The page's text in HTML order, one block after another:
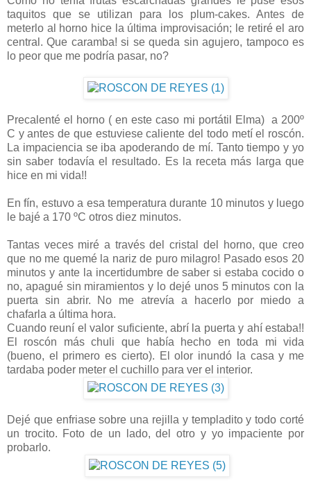
taquitos que se utilizan para los plum-cakes. Antes de
meterlo al horno hice la última improvisación; le retiré el aro
central. Que caramba! si se queda sin agujero, tampoco es
lo peor que me podría pasar, no?
Precalenté el horno ( en este caso mi portátil Elma) a 200º
C y antes de que estuviese caliente del todo metí el roscón.
La impaciencia se iba apoderando de mí. Tanto tiempo y yo
sin saber todavía el resultado. Es la receta más larga que
hice en mi vida!!
En fín, estuvo a esa temperatura durante 10 minutos y luego
le bajé a 170 ºC otros diez minutos.
Tantas veces miré a través del cristal del horno, que creo
que no me quemé la nariz de puro milagro! Pasado esos 20
minutos y ante la incertidumbre de saber si estaba cocido o
no, apagué sin miramientos y lo dejé unos 5 minutos con la
puerta sin abrir. No me atrevía a hacerlo por miedo a
chafarla a última hora.
Cuando reuní el valor suficiente, abrí la puerta y ahí estaba!!
El roscón más chuli que había hecho en toda mi vida
(bueno, el primero es cierto). El olor inundó la casa y me
tardaba poder meter el cuchillo para ver el interior.
Dejé que enfriase sobre una rejilla y templadito y todo corté
un trocito. Foto de un lado, del otro y yo impaciente por
probarlo.